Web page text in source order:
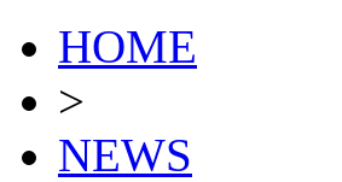
HOME
>
NEWS